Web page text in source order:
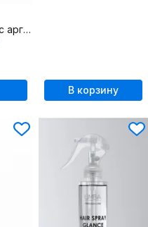
Несмываемое масло для волос с аргановым маслом 50 мл
В корзину